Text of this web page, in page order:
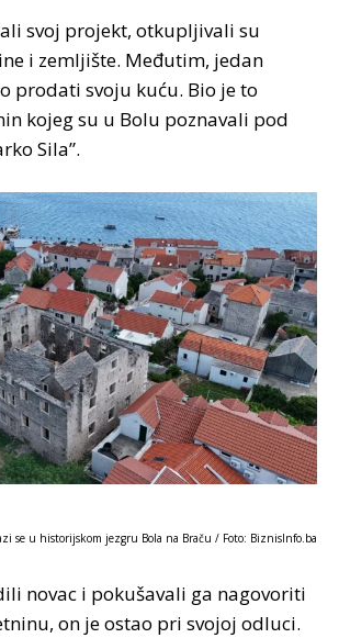
svoj projekt, otkupljivali su
i zemljište. Međutim, jedan
prodati svoju kuću. Bio je to
kojeg su u Bolu poznavali pod
Sila”.
se u historijskom jezgru Bola na Braču / Foto: BiznisInfo.ba
novac i pokušavali ga nagovoriti
on je ostao pri svojoj odluci.